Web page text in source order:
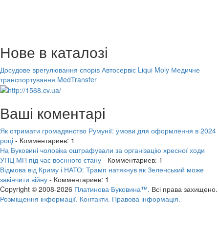
Нове в каталозі
Досудове врегулювання спорів Автосервіс Liqui Moly Медичне
транспортування MedTransfer
Ваші коментарі
Як отримати громадянство Румунії: умови для оформлення в 2024
році - Комментариев: 1
На Буковині чоловіка оштрафували за організацію хресної ходи
УПЦ МП під час воєнного стану - Комментариев: 1
Відмова від Криму і НАТО: Трамп натякнув як Зеленський може
закінчити війну - Комментариев: 1
Copyright © 2008-2026 Платинова Буковина™. Всі права захищено.
Розміщення інформації. Контакти. Правова інформація.